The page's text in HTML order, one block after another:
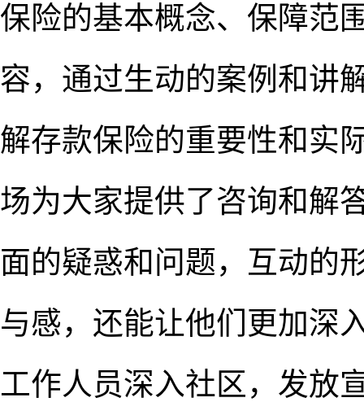
保险的基本概念、保障范
容，通过生动的案例和讲
解存款保险的重要性和实
场为大家提供了咨询和解
面的疑惑和问题，互动的
与感，还能让他们更加深
工作人员深入社区，发放